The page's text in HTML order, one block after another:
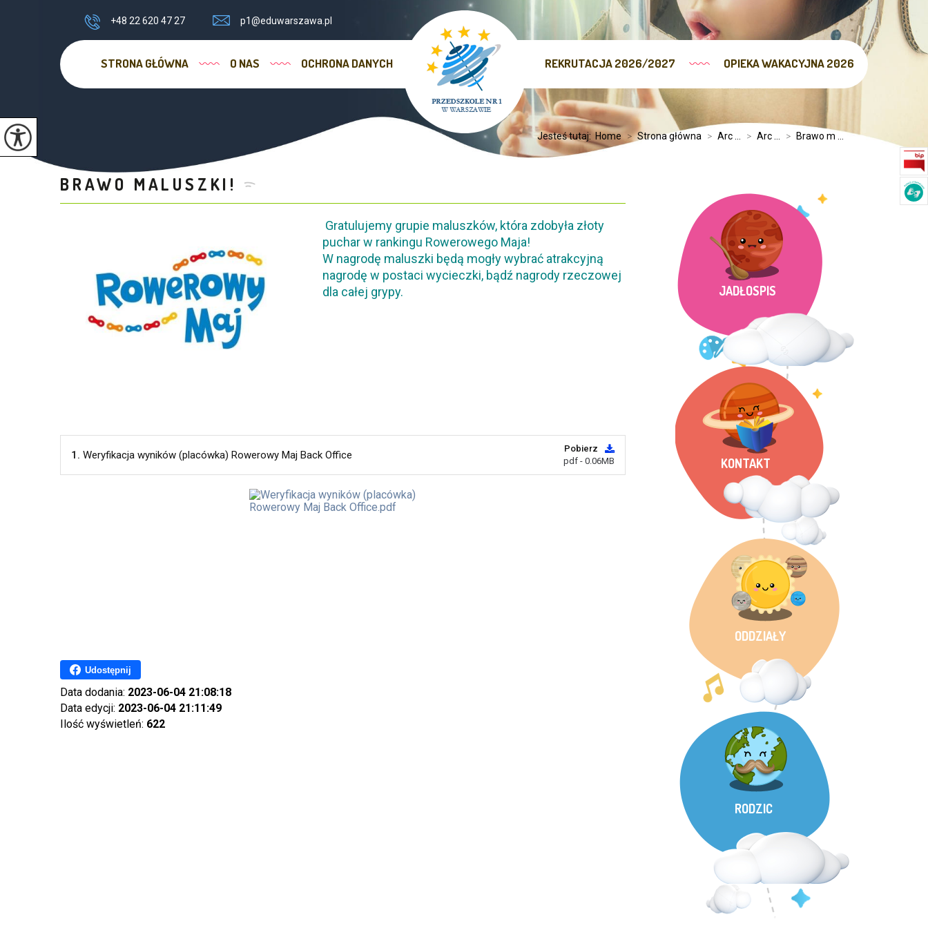
p1@eduwarszawa.pl
+48 22 620 47 27
STRONA GŁÓWNA O NAS OCHRONA DANYCH REKRUTACJA 2026/2027 OPIEKA WAKACYJNA 2026
Jesteś tutaj: Home > Strona główna > Arc ... > Arc ... > Brawo m ...
BRAWO MALUSZKI!
Gratulujemy grupie maluszków, która zdobyła złoty
puchar w rankingu Rowerowego Maja!
W nagrodę maluszki będą mogły wybrać atrakcyjną
nagrodę w postaci wycieczki, bądź nagrody rzeczowej
dla całej grypy.
1. Weryfikacja wyników (placówka) Rowerowy Maj Back Office
Pobierz
pdf - 0.06MB
Udostępnij
Data dodania: 2023-06-04 21:08:18
Data edycji: 2023-06-04 21:11:49
Ilość wyświetleń: 622
JADŁOSPIS
KONTAKT
ODDZIAŁY
RODZIC